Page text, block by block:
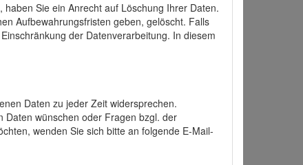
Sie ein Anrecht auf Löschung Ihrer Daten.
Aufbewahrungsfristen geben, gelöscht. Falls
der Datenverarbeitung. In diesem
Daten zu jeder Zeit widersprechen.
Daten wünschen oder Fragen bzgl. der
wenden Sie sich bitte an folgende E-Mail-